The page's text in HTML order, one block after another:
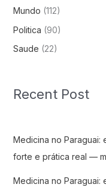
Mundo (112)
Politica (90)
Saude (22)
Recent Post
Medicina no Paraguai:
forte e prática real —
Medicina no Paraguai: